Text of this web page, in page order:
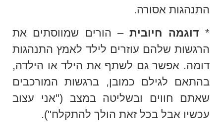
התנהגות אסורה.
*דוגמה חיובית– הורים שמווסתים את
הרגשות שלהם עוזרים לילד לאמץ התנהגות
דומה. אפשר גם לשתף את הילד או הילדה,
בהתאם לגילם כמובן, ברגשות המורכבים
שאתם חווים ובשליטה במצב ("אני עצוב
עכשיו אבל בכל זאת הולך להתקלח").